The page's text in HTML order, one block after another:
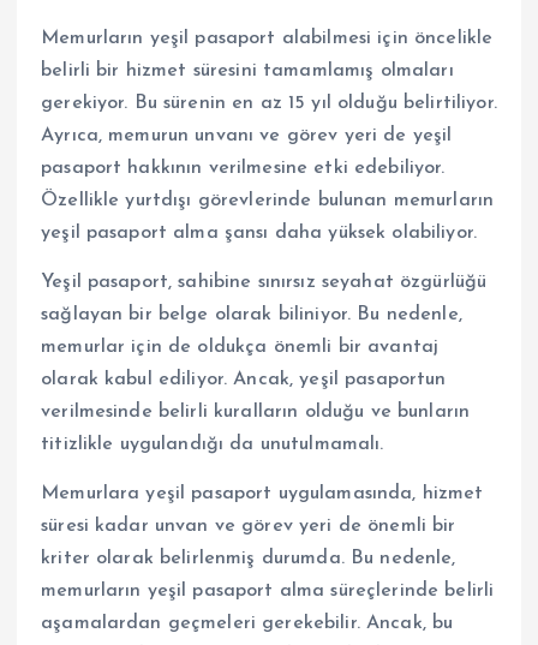
Memurların yeşil pasaport alabilmesi için öncelikle
belirli bir hizmet süresini tamamlamış olmaları
gerekiyor. Bu sürenin en az 15 yıl olduğu belirtiliyor.
Ayrıca, memurun unvanı ve görev yeri de yeşil
pasaport hakkının verilmesine etki edebiliyor.
Özellikle yurtdışı görevlerinde bulunan memurların
yeşil pasaport alma şansı daha yüksek olabiliyor.
Yeşil pasaport, sahibine sınırsız seyahat özgürlüğü
sağlayan bir belge olarak biliniyor. Bu nedenle,
memurlar için de oldukça önemli bir avantaj
olarak kabul ediliyor. Ancak, yeşil pasaportun
verilmesinde belirli kuralların olduğu ve bunların
titizlikle uygulandığı da unutulmamalı.
Memurlara yeşil pasaport uygulamasında, hizmet
süresi kadar unvan ve görev yeri de önemli bir
kriter olarak belirlenmiş durumda. Bu nedenle,
memurların yeşil pasaport alma süreçlerinde belirli
aşamalardan geçmeleri gerekebilir. Ancak, bu